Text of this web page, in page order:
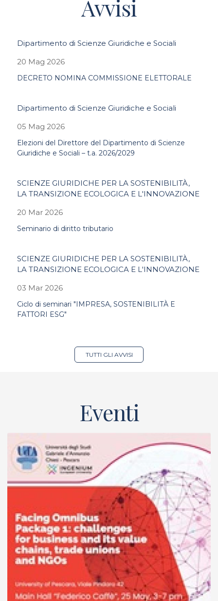
Avvisi
Dipartimento di Scienze Giuridiche e Sociali
20 Mag 2026
DECRETO NOMINA COMMISSIONE ELETTORALE
Dipartimento di Scienze Giuridiche e Sociali
05 Mag 2026
Elezioni del Direttore del Dipartimento di Scienze
Giuridiche e Sociali – t.a. 2026/2029
SCIENZE GIURIDICHE PER LA SOSTENIBILITÀ,
LA TRANSIZIONE ECOLOGICA E L'INNOVAZIONE
20 Mar 2026
Seminario di diritto tributario
SCIENZE GIURIDICHE PER LA SOSTENIBILITÀ,
LA TRANSIZIONE ECOLOGICA E L'INNOVAZIONE
03 Mar 2026
Ciclo di seminari "IMPRESA, SOSTENIBILITÀ E
FATTORI ESG"
TUTTI GLI AVVISI
Eventi